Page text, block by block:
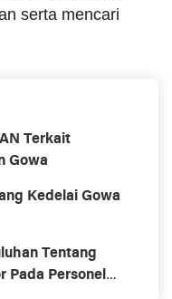
serta mencari
Terkait
Gowa
Kedelai Gowa
Tentang
Pada Personel